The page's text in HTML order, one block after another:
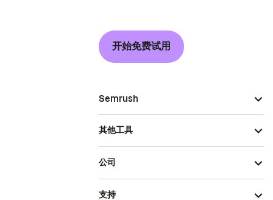
开始免费试用
Semrush
其他工具
公司
支持